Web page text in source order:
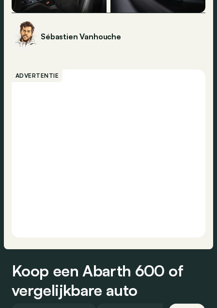
Sébastien Vanhouche
ADVERTENTIE
Koop een Abarth 600 of
vergelijkbare auto